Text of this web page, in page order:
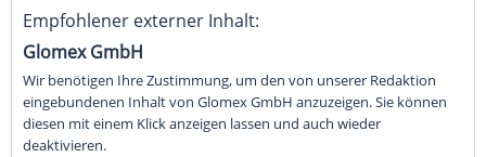
Empfohlener externer Inhalt:
Glomex GmbH
Wir benötigen Ihre Zustimmung, um den von unserer Redaktion
eingebundenen Inhalt von Glomex GmbH anzuzeigen. Sie können
diesen mit einem Klick anzeigen lassen und auch wieder
deaktivieren.